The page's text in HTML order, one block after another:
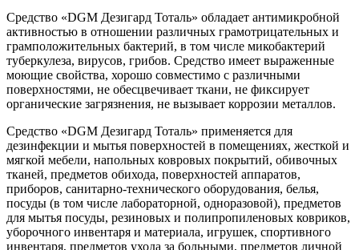
Средство «DGM Дезигард Тоталь» обладает антимикробной
активностью в отношении различных грамотрицательных и
грамположительных бактерий, в том числе микобактерий
туберкулеза, вирусов, грибов. Средство имеет выраженные
моющие свойства, хорошо совместимо с различными
поверхностями, не обесцвечивает ткани, не фиксирует
органические загрязнения, не вызывает коррозии металлов.
Средство «DGM Дезигард Тоталь» применяется для
дезинфекции и мытья поверхностей в помещениях, жесткой и
мягкой мебели, напольных ковровых покрытий, обивочных
тканей, предметов обихода, поверхностей аппаратов,
приборов, санитарно-технического оборудования, белья,
посуды (в том числе лабораторной, одноразовой), предметов
для мытья посуды, резиновых и полипропиленовых ковриков,
уборочного инвентаря и материала, игрушек, спортивного
инвентаря, предметов ухода за больными, предметов личной